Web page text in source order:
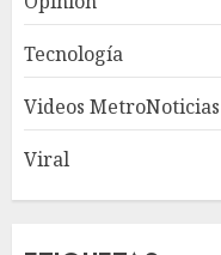
Tecnología
Videos MetroNoticias
Viral